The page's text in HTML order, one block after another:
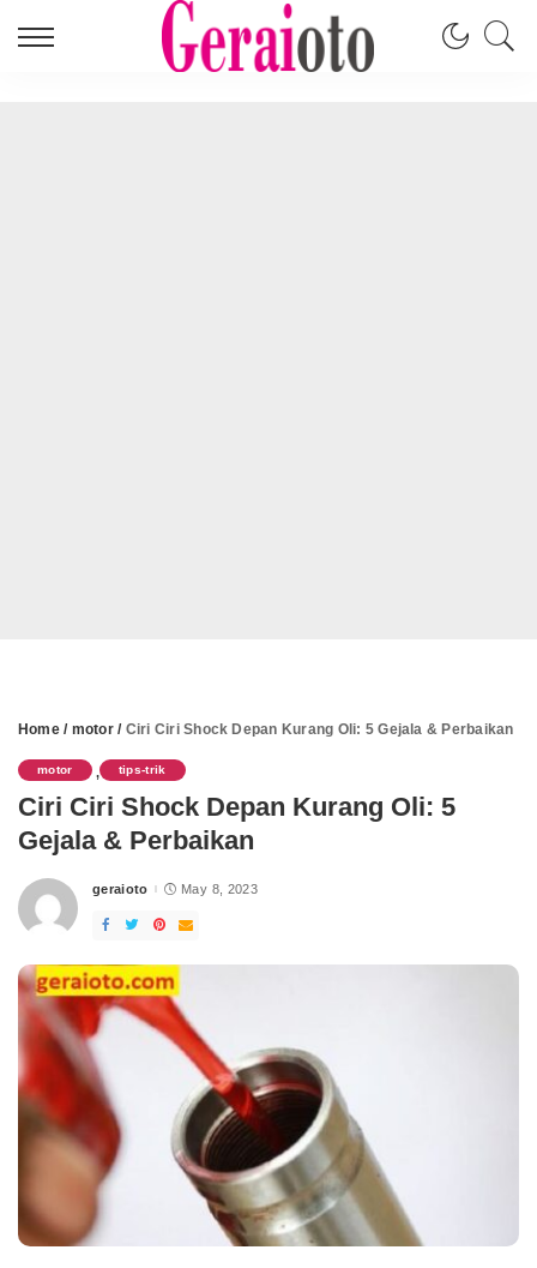
Home/ motor/ Ciri Ciri Shock Depan Kurang Oli: 5 Gejala & Perbaikan
motor , tips-trik
Ciri Ciri Shock Depan Kurang Oli: 5
Gejala & Perbaikan
Posted
geraioto May 8, 2023